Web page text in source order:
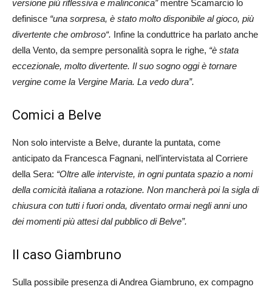
versione più riflessiva e malinconica”mentre Scamarcio lo
definisce “una sorpresa, è stato molto disponibile al gioco, più
divertente che ombroso“. Infine la conduttrice ha parlato anche
della Vento, da sempre personalità sopra le righe, “è stata
eccezionale, molto divertente. Il suo sogno oggi è tornare
vergine come la Vergine Maria. La vedo dura”.
Comici a Belve
Non solo interviste a Belve, durante la puntata, come
anticipato da Francesca Fagnani, nell’intervistata al Corriere
della Sera: “Oltre alle interviste, in ogni puntata spazio a nomi
della comicità italiana a rotazione. Non mancherà poi la sigla di
chiusura con tutti i fuori onda, diventato ormai negli anni uno
dei momenti più attesi dal pubblico di Belve”.
Il caso Giambruno
Sulla possibile presenza di Andrea Giambruno, ex compagno